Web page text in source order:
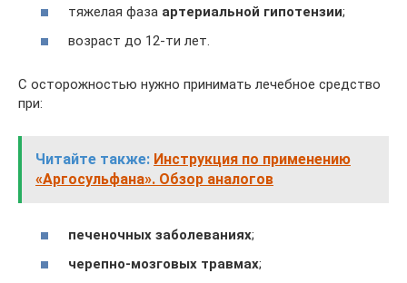
тяжелая фаза артериальной гипотензии;
возраст до 12-ти лет.
С осторожностью нужно принимать лечебное средство
при:
Читайте также: Инструкция по применению
«Аргосульфана». Обзор аналогов
печеночных заболеваниях;
черепно-мозговых травмах;